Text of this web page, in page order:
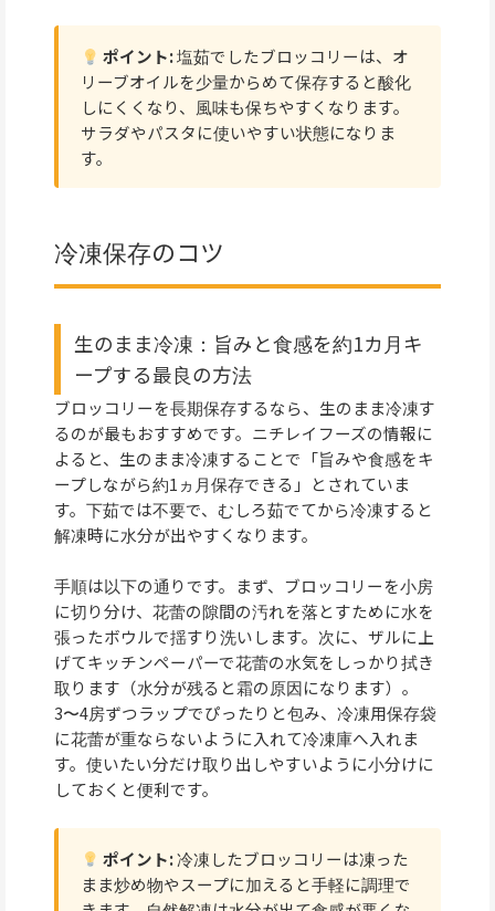
ポイント:塩茹でしたブロッコリーは、オ
リーブオイルを少量からめて保存すると酸化
しにくくなり、風味も保ちやすくなります。
サラダやパスタに使いやすい状態になりま
す。
冷凍保存のコツ
生のまま冷凍：旨みと食感を約1カ月キ
ープする最良の方法
ブロッコリーを長期保存するなら、生のまま冷凍す
るのが最もおすすめです。ニチレイフーズの情報に
よると、生のまま冷凍することで「旨みや食感をキ
ープしながら約1ヵ月保存できる」とされていま
す。下茹では不要で、むしろ茹でてから冷凍すると
解凍時に水分が出やすくなります。
手順は以下の通りです。まず、ブロッコリーを小房
に切り分け、花蕾の隙間の汚れを落とすために水を
張ったボウルで揺すり洗いします。次に、ザルに上
げてキッチンペーパーで花蕾の水気をしっかり拭き
取ります（水分が残ると霜の原因になります）。
3〜4房ずつラップでぴったりと包み、冷凍用保存袋
に花蕾が重ならないように入れて冷凍庫へ入れま
す。使いたい分だけ取り出しやすいように小分けに
しておくと便利です。
ポイント:冷凍したブロッコリーは凍った
まま炒め物やスープに加えると手軽に調理で